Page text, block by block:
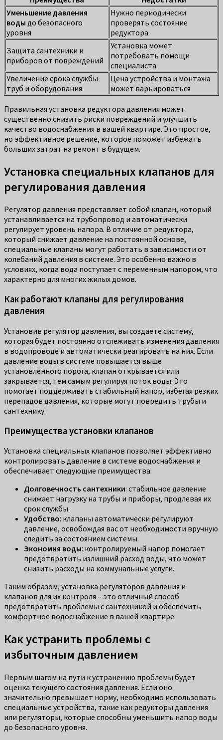
Уменьшение давления
воды до безопасного
уровня
Нужно периодически
проверять состояние
редуктора
Защита сантехники и
приборов от повреждений
Установка может
потребовать помощи
специалиста
Увеличение срока службы
труб и оборудования
Цена устройства и монтажа
может варьироваться
Правильная установка редуктора давления может
существенно снизить риски повреждений и улучшить
качество водоснабжения в вашей квартире. Это простое,
но эффективное решение, которое поможет избежать
больших затрат на ремонт в будущем.
Установка специальных клапанов для
регулирования давления
Регулятор давления представляет собой клапан, который
устанавливается на трубопровод и автоматически
регулирует уровень напора. В отличие от редуктора,
который снижает давление на постоянной основе,
специальные клапаны могут работать в зависимости от
колебаний давления в системе. Это особенно важно в
условиях, когда вода поступает с переменным напором, что
характерно для многих жилых домов.
Как работают клапаны для регулирования
давления
Установив регулятор давления, вы создаете систему,
которая будет постоянно отслеживать изменения давления
в водопроводе и автоматически реагировать на них. Если
давление воды в системе повышается выше
установленного порога, клапан открывается или
закрывается, тем самым регулируя поток воды. Это
помогает поддерживать стабильный напор, избегая резких
перепадов давления, которые могут повредить трубы и
сантехнику.
Преимущества установки клапанов
Установка специальных клапанов позволяет эффективно
контролировать давление в системе водоснабжения и
обеспечивает следующие преимущества:
Долговечность сантехники: стабильное давление
снижает нагрузку на трубы и приборы, продлевая их
срок службы.
Удобство: клапаны автоматически регулируют
давление, освобождая вас от необходимости вручную
следить за состоянием системы.
Экономия воды: контролируемый напор помогает
предотвратить излишний расход воды, что может
снизить расходы на коммунальные услуги.
Таким образом, установка регуляторов давления и
клапанов для их контроля – это отличный способ
предотвратить проблемы с сантехникой и обеспечить
комфортное водоснабжение в вашей квартире.
Как устранить проблемы с
избыточным давлением
Первым шагом на пути к устранению проблемы будет
оценка текущего состояния давления. Если оно
значительно превышает норму, необходимо использовать
специальные устройства, такие как редукторы давления
или регуляторы, которые способны уменьшить напор воды
до безопасного уровня.